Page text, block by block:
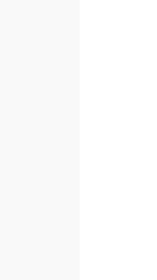
使
2.
依
3.
进